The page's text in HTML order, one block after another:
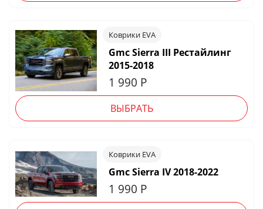
Коврики EVA
Gmc Sierra III Рестайлинг
2015-2018
1 990 Р
ВЫБРАТЬ
Коврики EVA
Gmc Sierra IV 2018-2022
1 990 Р